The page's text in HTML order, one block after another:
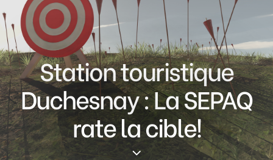
Station touristique
Duchesnay : La SEPAQ
rate la cible!